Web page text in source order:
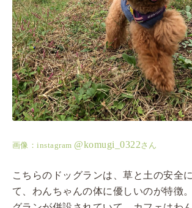
画像：instagram @komugi_0322さん
こちらのドッグランは、草と土の安全
て、わんちゃんの体に優しいのが特徴